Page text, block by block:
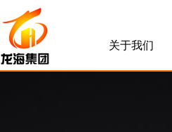
关于我们